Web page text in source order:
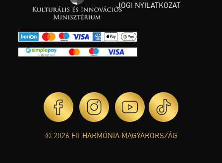
JOGI NYILATKOZAT
© 2026 FILHARMÓNIA MAGYARORSZÁG